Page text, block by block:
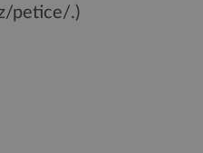
petice/.)